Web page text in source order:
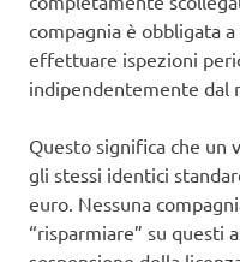
compagnia è obbligata
effettuare ispezioni
indipendentemente dal
Questo significa che un
gli stessi identici
euro. Nessuna
“risparmiare” su questi